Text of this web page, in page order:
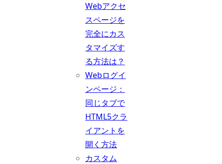
Webアクセ
スページを
完全にカス
タマイズす
る方法は？
Webログイ
ンページ：
同じタブで
HTML5クラ
イアントを
開く方法
カスタム